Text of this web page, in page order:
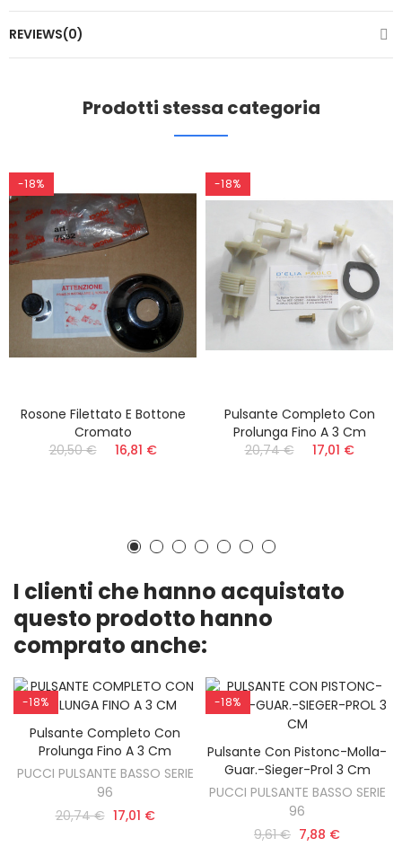
REVIEWS(0)
Prodotti stessa categoria
-18%
Rosone Filettato E Bottone
Cromato
20,50 €
16,81 €
-18%
Pulsante Completo Con
Prolunga Fino A 3 Cm
20,74 €
17,01 €
I clienti che hanno acquistato
questo prodotto hanno
comprato anche:
-18%
AGGIUNGI AL CARRELLO
Pulsante Completo Con
Prolunga Fino A 3 Cm
PUCCI PULSANTE BASSO SERIE
96
20,74 € 17,01 €
-18%
AGGIUNGI AL CARRELLO
Pulsante Con Pistonc-Molla-
Guar.-Sieger-Prol 3 Cm
PUCCI PULSANTE BASSO SERIE
96
9,61 € 7,88 €